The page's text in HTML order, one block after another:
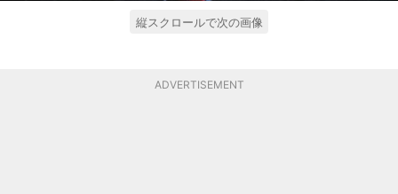
縦スクロールで次の画像
ADVERTISEMENT